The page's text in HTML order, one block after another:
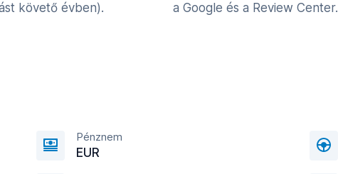
követő évben).
a Google és a Review Center.
Pénznem
EUR